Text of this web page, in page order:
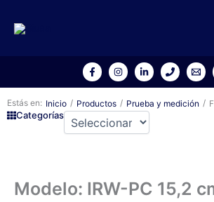
Estás en: Inicio / Productos / Prueba y medición /
Categorías
Modelo: IRW-PC 15,2